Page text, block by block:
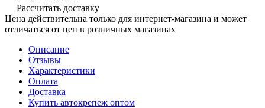
Рассчитать доставку
Цена действительна только для интернет-магазина и может
отличаться от цен в розничных магазинах
Описание
Отзывы
Характеристики
Оплата
Доставка
Купить автокрепеж оптом